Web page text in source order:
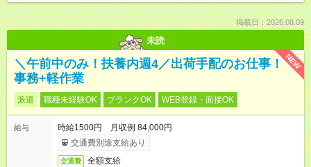
掲載日：2026.08.09
未読
NEW
＼午前中のみ！扶養内週4／出荷手配のお仕事！
事務+軽作業
派遣 職種未経験OK ブランクOK WEB登録・面接OK
給与
時給1500円 月収例 84,000円
交通費別途支給あり
交通費 全額支給